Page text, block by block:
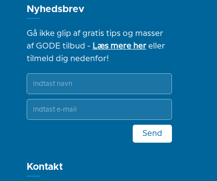
Nyhedsbrev
Gå ikke glip af gratis tips og masser
af GODE tilbud - Læs mere hereller
tilmeld dig nedenfor!
Send
Kontakt